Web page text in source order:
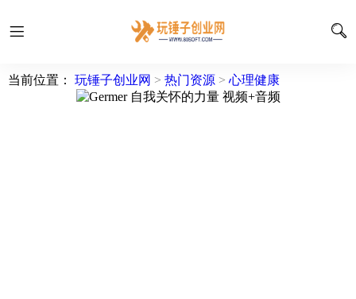
当前位置： 玩锤子创业网 > 热门资源 > 心理健康